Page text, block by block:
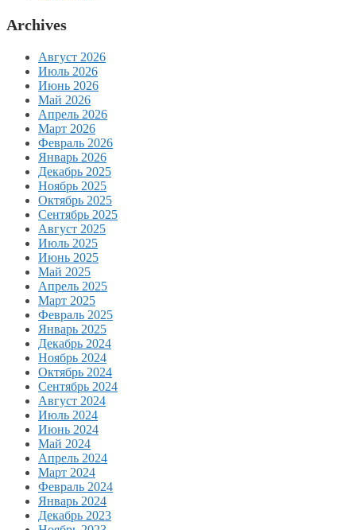
Archives
Август 2026
Июль 2026
Июнь 2026
Май 2026
Апрель 2026
Март 2026
Февраль 2026
Январь 2026
Декабрь 2025
Ноябрь 2025
Октябрь 2025
Сентябрь 2025
Август 2025
Июль 2025
Июнь 2025
Май 2025
Апрель 2025
Март 2025
Февраль 2025
Январь 2025
Декабрь 2024
Ноябрь 2024
Октябрь 2024
Сентябрь 2024
Август 2024
Июль 2024
Июнь 2024
Май 2024
Апрель 2024
Март 2024
Февраль 2024
Январь 2024
Декабрь 2023